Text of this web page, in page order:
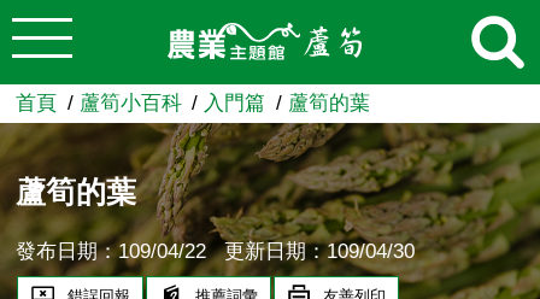
跳到主要內容
農業知識入口網
首頁 蘆筍小百科 入門篇 蘆筍的葉
蘆筍的葉
發布日期：109/04/22 更新日期：109/04/30